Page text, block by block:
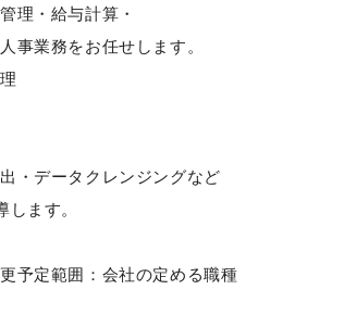
理・給与計算・
事業務をお任せします。
・データクレンジングなど
ます。
予定範囲：会社の定める職種